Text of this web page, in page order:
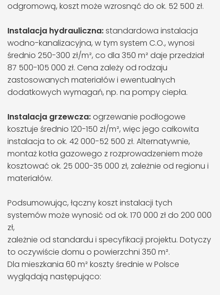
odgromową, koszt może wzrosnąć do ok. 52 500 zł​.
Instalacja hydrauliczna:standardowa instalacja
wodno-kanalizacyjna, w tym system C.O., wynosi
średnio 250-300 zł/m², co dla 350 m² daje przedział
87 500-105 000 zł. Cena zależy od rodzaju
zastosowanych materiałów i ewentualnych
dodatkowych wymagań, np. na pompy ciepła.
Instalacja grzewcza:ogrzewanie podłogowe
kosztuje średnio 120-150 zł/m², więc jego całkowita
instalacja to ok. 42 000-52 500 zł. Alternatywnie,
montaż kotła gazowego z rozprowadzeniem może
kosztować ok. 25 000-35 000 zł, zależnie od regionu i
materiałów.
Podsumowując, łączny koszt instalacji tych
systemów może wynosić od ok. 170 000 zł do 200 000
zł,
zależnie od standardu i specyfikacji projektu. Dotyczy
to oczywiście domu o powierzchni 350 m².
Dla mieszkania 60 m² koszty średnie w Polsce
wyglądają następująco: